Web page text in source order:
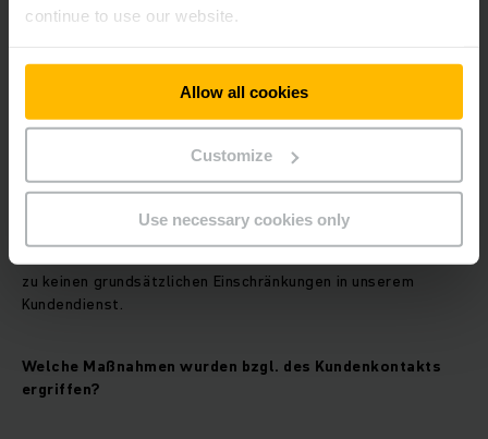
continue to use our website.
Allow all cookies
Customize
Use necessary cookies only
Das Kundendienstgeschäft ist immer eine Frage des
Vertrauens – dieses Vertrauen möchten wir auch in
schwierigen Zeiten und unter diesen besonderen Umständen
Unser gesamtes Kundendienst-Team ist im Einsatz und nimmt
die vereinbarten Termine bei Kunden wahr. Es kommt daher
zu keinen grundsätzlichen Einschränkungen in unserem
Kundendienst.
Welche Maßnahmen wurden bzgl. des Kundenkontakts
ergriffen?